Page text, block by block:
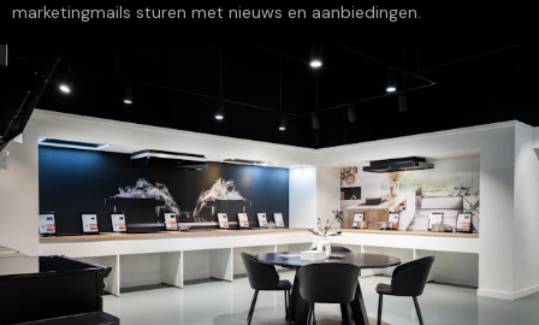
marketingmails sturen met nieuws en aanbiedingen.